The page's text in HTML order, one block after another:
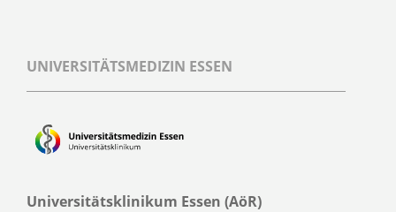
UNIVERSITÄTSMEDIZIN ESSEN
Universitätsklinikum Essen (AöR)